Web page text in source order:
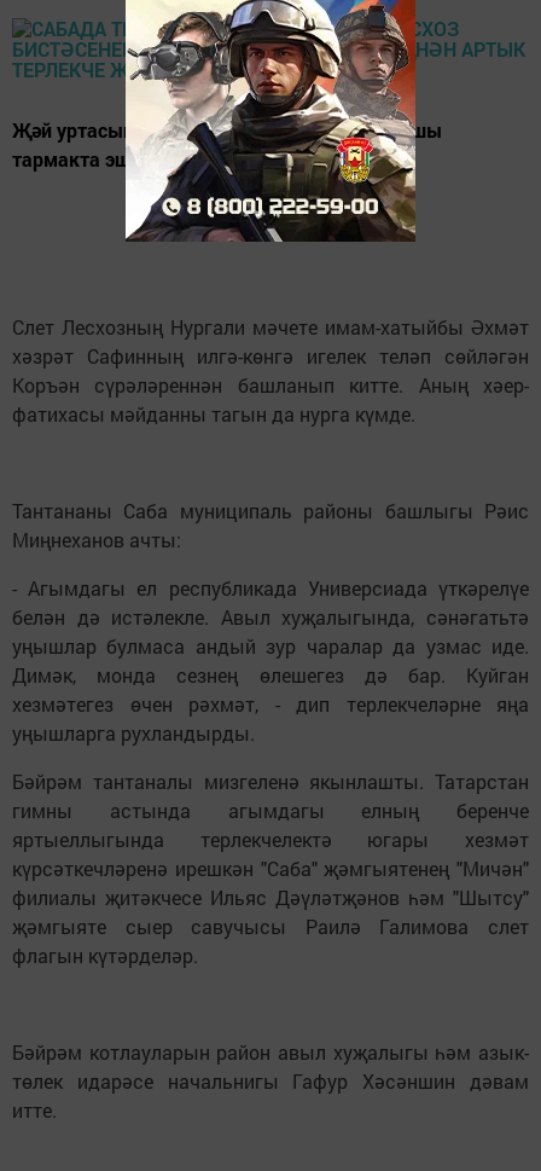
Җәй уртасында үткәрелә торган слетны шушы
тармакта эшләүчеләр көтеп алалар.
Слет Лесхозның Нургали мәчете имам-хатыйбы Әхмәт
хәзрәт Сафинның илгә-көнгә игелек теләп сөйләгән
Коръән сүрәләреннән башланып китте. Аның хәер-
фатихасы мәйданны тагын да нурга күмде.
Тантананы Саба муниципаль районы башлыгы Рәис
Миңнеханов ачты:
- Агымдагы ел республикада Универсиада үткәрелүе
белән дә истәлекле. Авыл хуҗалыгында, сәнәгатьтә
уңышлар булмаса андый зур чаралар да узмас иде.
Димәк, монда сезнең өлешегез дә бар. Куйган
хезмәтегез өчен рәхмәт, - дип терлекчеләрне яңа
уңышларга рухландырды.
Бәйрәм тантаналы мизгеленә якынлашты. Татарстан
гимны астында агымдагы елның беренче
яртыеллыгында терлекчелектә югары хезмәт
күрсәткечләренә ирешкән "Саба" җәмгыятенең "Мичән"
филиалы җитәкчесе Ильяс Дәүләтҗәнов һәм "Шытсу"
җәмгыяте сыер савучысы Раилә Галимова слет
флагын күтәрделәр.
Бәйрәм котлауларын район авыл хуҗалыгы һәм азык-
төлек идарәсе начальнигы Гафур Хәсәншин дәвам
итте.